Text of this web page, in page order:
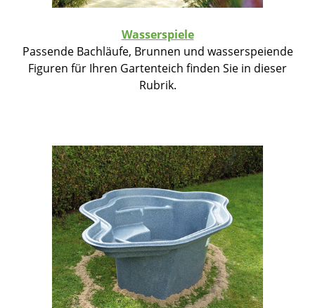
Wasserspiele
Passende Bachläufe, Brunnen und wasserspeiende
Figuren für Ihren Gartenteich finden Sie in dieser
Rubrik.